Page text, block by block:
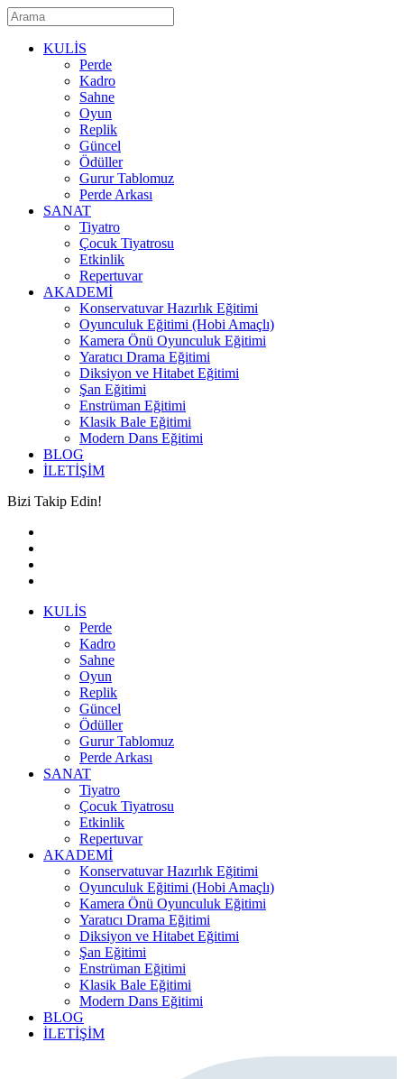
KULİS
Perde
Kadro
Sahne
Oyun
Replik
Güncel
Ödüller
Gurur Tablomuz
Perde Arkası
SANAT
Tiyatro
Çocuk Tiyatrosu
Etkinlik
Repertuvar
AKADEMİ
Konservatuvar Hazırlık Eğitimi
Oyunculuk Eğitimi (Hobi Amaçlı)
Kamera Önü Oyunculuk Eğitimi
Yaratıcı Drama Eğitimi
Diksiyon ve Hitabet Eğitimi
Şan Eğitimi
Enstrüman Eğitimi
Klasik Bale Eğitimi
Modern Dans Eğitimi
BLOG
İLETİŞİM
Bizi Takip Edin!
KULİS
Perde
Kadro
Sahne
Oyun
Replik
Güncel
Ödüller
Gurur Tablomuz
Perde Arkası
SANAT
Tiyatro
Çocuk Tiyatrosu
Etkinlik
Repertuvar
AKADEMİ
Konservatuvar Hazırlık Eğitimi
Oyunculuk Eğitimi (Hobi Amaçlı)
Kamera Önü Oyunculuk Eğitimi
Yaratıcı Drama Eğitimi
Diksiyon ve Hitabet Eğitimi
Şan Eğitimi
Enstrüman Eğitimi
Klasik Bale Eğitimi
Modern Dans Eğitimi
BLOG
İLETİŞİM